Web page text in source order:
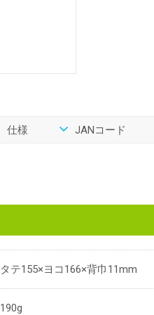
仕様 JANコード
タテ155×ヨコ166×背巾11mm
190g